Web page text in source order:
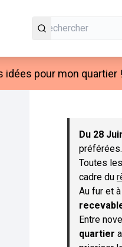
idées pour mon quartier
Passer la carte
Du 28
préférées.
Toutes
cadre du
Au fur et
Entre
quartier